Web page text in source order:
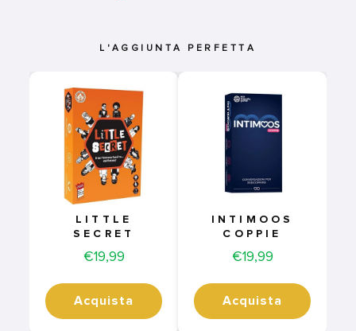
L'AGGIUNTA PERFETTA
LITTLE
SECRET
Price
€19,99
Acquista
INTIMOOS
COPPIE
Price
€19,99
Acquista